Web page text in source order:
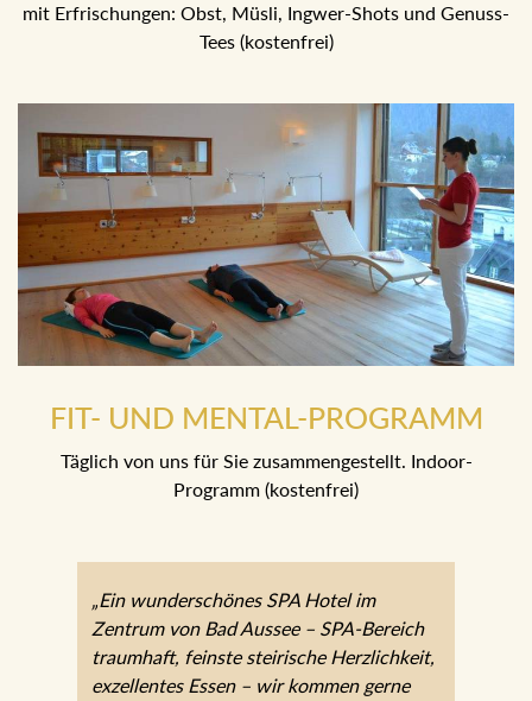
mit Erfrischungen: Obst, Müsli, Ingwer-Shots und Genuss-
Tees (kostenfrei)
FIT- UND MENTAL-PROGRAMM
Täglich von uns für Sie zusammengestellt. Indoor-
Programm (kostenfrei)
„Ein wunderschönes SPA Hotel im
Zentrum von Bad Aussee – SPA-Bereich
traumhaft, feinste steirische Herzlichkeit,
exzellentes Essen – wir kommen gerne